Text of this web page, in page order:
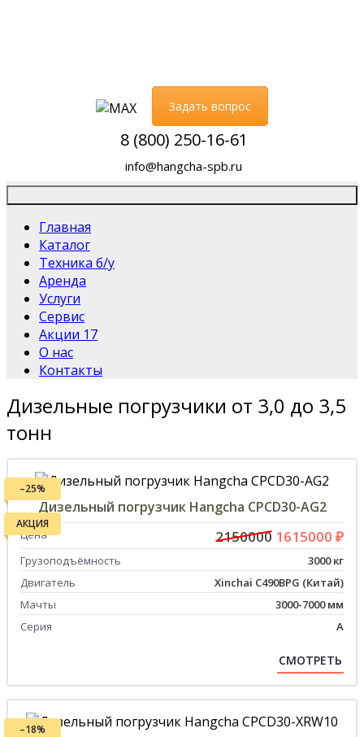
Задать вопрос
8 (800) 250-16-61
info@hangcha-spb.ru
Главная
Каталог
Техника б/у
Аренда
Услуги
Сервис
Акции 17
О нас
Контакты
Дизельные погрузчики от 3,0 до 3,5
тонн
Дизельный погрузчик Hangcha CPCD30-AG2
Цена 2150000 1615000 ₽
Грузоподъёмность
3000 кг
Двигатель
Xinchai C490BPG (Китай)
Мачты
3000-7000 мм
Серия
А
–25%
АКЦИЯ
СМОТРЕТЬ
–18%